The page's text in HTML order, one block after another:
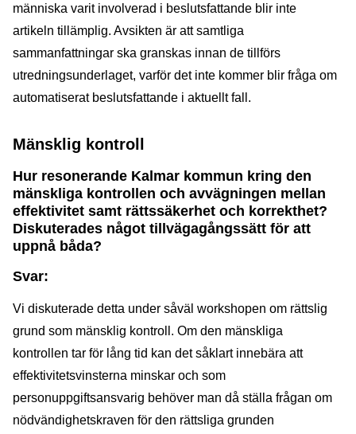
människa varit involverad i beslutsfattande blir inte
artikeln tillämplig. Avsikten är att samtliga
sammanfattningar ska granskas innan de tillförs
utredningsunderlaget, varför det inte kommer blir fråga om
automatiserat beslutsfattande i aktuellt fall.
Mänsklig kontroll
Hur resonerande Kalmar kommun kring den
mänskliga kontrollen och avvägningen mellan
effektivitet samt rättssäkerhet och korrekthet?
Diskuterades något tillvägagångssätt för att
uppnå båda?
Svar:
Vi diskuterade detta under såväl workshopen om rättslig
grund som mänsklig kontroll. Om den mänskliga
kontrollen tar för lång tid kan det såklart innebära att
effektivitetsvinsterna minskar och som
personuppgiftsansvarig behöver man då ställa frågan om
nödvändighetskraven för den rättsliga grunden